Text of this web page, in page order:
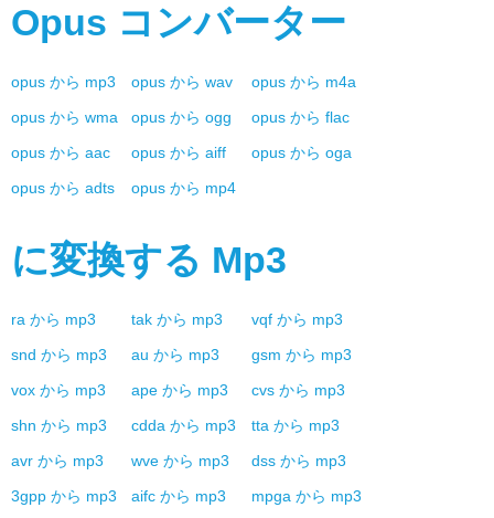
Opus コンバーター
opus から mp3 opus から wav opus から m4a
opus から wma opus から ogg opus から flac
opus から aac opus から aiff opus から oga
opus から adts opus から mp4
に変換する Mp3
ra から mp3 tak から mp3 vqf から mp3
snd から mp3 au から mp3 gsm から mp3
vox から mp3 ape から mp3 cvs から mp3
shn から mp3 cdda から mp3 tta から mp3
avr から mp3 wve から mp3 dss から mp3
3gpp から mp3 aifc から mp3 mpga から mp3